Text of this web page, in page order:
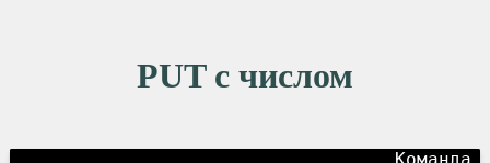
PUT с числом